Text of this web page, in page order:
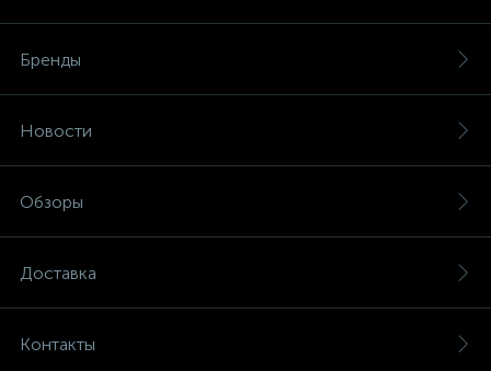
Бренды
Новости
Обзоры
Доставка
Контакты